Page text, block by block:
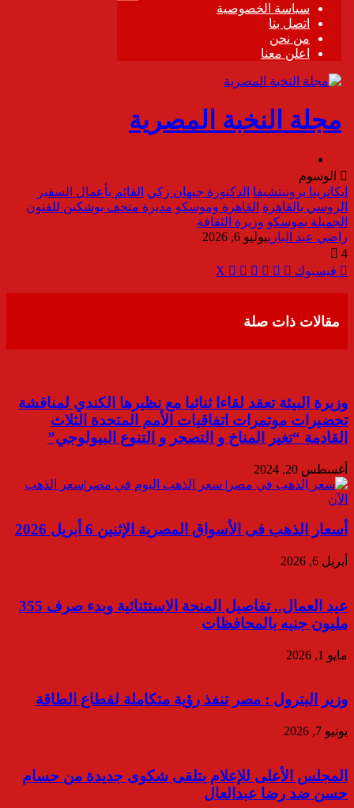
الوسوم
إيكاترينا برونيتشيفا الدكتورة جيهان زكي القائم بأعمال السفير
الروسي بالقاهرة القاهرة وموسكو مديرة متحف بوشكين للفنون
الجميلة بموسكو وزيرة الثقافة
راضي عبد البارييوليو 6, 2026
4
فيسبوك
‫X
واتساب
تيلقرامڤايبر
مشاركة
مقالات ذات صلة
وزيرة البيئة تعقد لقاءا ثنائيا مع نظيرها الكندي لمناقشة
تحضيرات موتمرات اتفاقيات الأمم المتحدة الثلاث
القادمة “تغير المناخ و التصحر و التنوع البيولوجي”
أغسطس 20, 2024
أسعار الذهب فى الأسواق المصرية الإثنين 6 أبريل 2026
أبريل 6, 2026
عيد العمال.. تفاصيل المنحة الاستثنائية وبدء صرف 355
مليون جنيه بالمحافظات
مايو 1, 2026
وزير البترول : مصر تنفذ رؤية متكاملة لقطاع الطاقة
يونيو 7, 2026
المجلس الأعلى للإعلام يتلقى شكوى جديدة من حسام
حسن ضد رضا عبدالعال